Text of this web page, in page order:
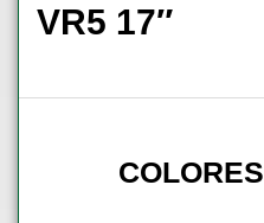
VR5 17″
COLORES